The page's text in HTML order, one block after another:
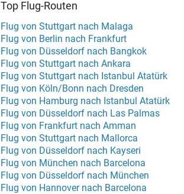
Top Flug-Routen
Flug von Stuttgart nach Malaga
Flug von Berlin nach Frankfurt
Flug von Düsseldorf nach Bangkok
Flug von Stuttgart nach Ankara
Flug von Stuttgart nach Istanbul Atatürk
Flug von Köln/Bonn nach Dresden
Flug von Hamburg nach Istanbul Atatürk
Flug von Düsseldorf nach Las Palmas
Flug von Frankfurt nach Amman
Flug von Stuttgart nach Mallorca
Flug von Düsseldorf nach Kayseri
Flug von München nach Barcelona
Flug von Düsseldorf nach München
Flug von Hannover nach Barcelona